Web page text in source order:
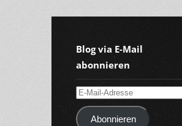
Blog via E-Mail
abonnieren
E-
Mail-
AdresseAbonnieren